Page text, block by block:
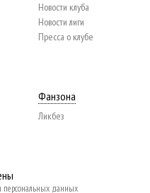
Новости клуба
Новости лиги
Пресса о клубе
Фанзона
Ликбез
персональных данных